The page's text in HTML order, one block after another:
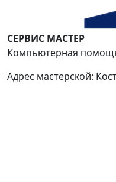
СЕРВИС МАСТЕР
Компьютерная
Адрес мастерской: